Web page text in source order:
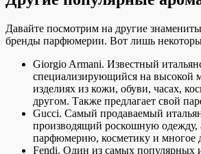
Давайте посмотрим на другие
бренды парфюмерии. Вот лишь
Giorgio Armani. Известный
специализирующийся на высокой
изделиях из кожи, обуви, часах,
другом. Также предлагает свой
Gucci. Самый продаваемый
производящий роскошную одежду,
парфюмерию, косметику и многое
Fendi. Один из самых популярных